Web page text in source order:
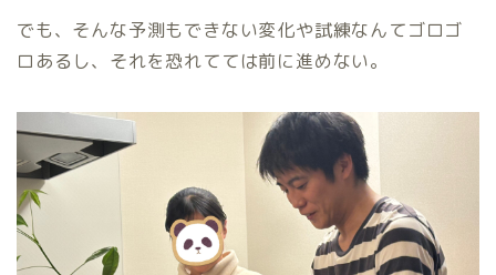
でも、そんな予測もできない変化や試練なんてゴロゴ
ロあるし、それを恐れてては前に進めない。